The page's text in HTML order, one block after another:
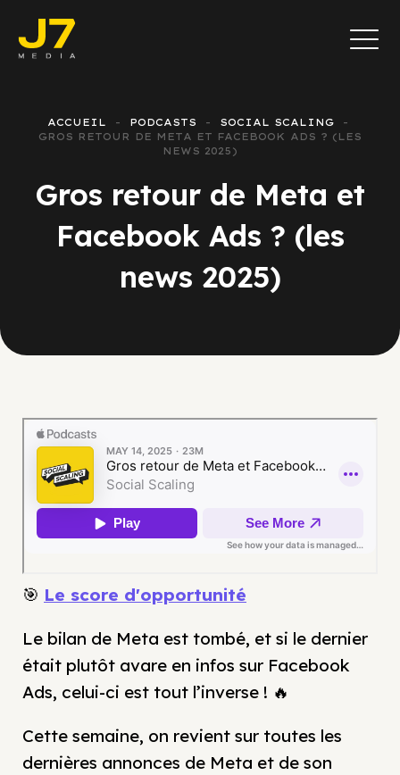
ACCUEIL PODCASTS
SOCIAL SCALING
GROS RETOUR DE META ET FACEBOOK ADS ? (LES
NEWS 2025)
Gros retour de Meta et
Facebook Ads ? (les
news 2025)
🎯 Le score d'opportunité
Le bilan de Meta est tombé, et si le dernier
était plutôt avare en infos sur Facebook
Ads, celui-ci est tout l’inverse ! 🔥
Cette semaine, on revient sur toutes les
dernières annonces de Meta et de son